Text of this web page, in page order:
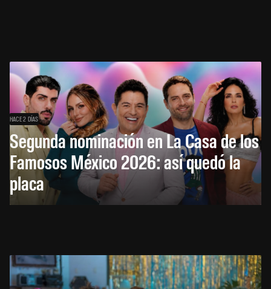
HACE 2 DÍAS
Segunda nominación en La Casa de los
Famosos México 2026: así quedó la
placa